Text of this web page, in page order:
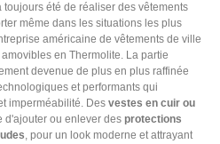
été de réaliser des vêtements
même dans les situations les plus
américaine de vêtements de ville
en Thermolite. La partie
devenue de plus en plus raffinée
et performants qui
imperméabilité. Des vestes en cuir ou
d'ajouter ou enlever des protections
, pour un look moderne et attrayant